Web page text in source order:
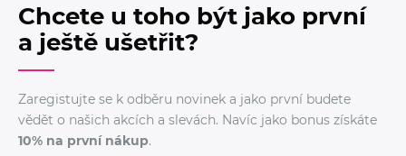
Chcete u toho být jako první
a ještě ušetřit?
Zaregistujte se k odběru novinek a jako první budete
vědět o našich akcích a slevách. Navíc jako bonus získáte
10% na první nákup.